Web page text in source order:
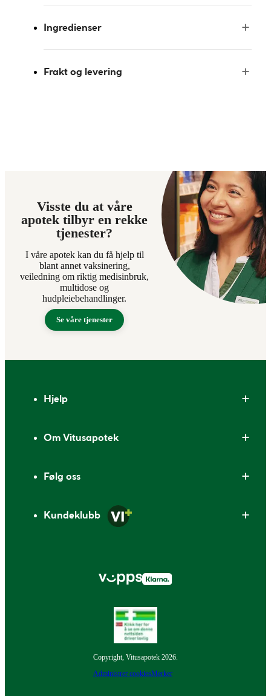
Ingredienser
Frakt og levering
Visste du at våre
apotek tilbyr en rekke
tjenester?
I våre apotek kan du få hjelp til
blant annet vaksinering,
veiledning om riktig medisinbruk,
multidose og
hudpleiebehandlinger.
Se våre tjenester
Hjelp
Om Vitusapotek
Følg oss
Kundeklubb
Copyright, Vitusapotek 2026.
Administrer cookiesMerker